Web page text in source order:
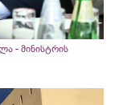
- მინისტრის